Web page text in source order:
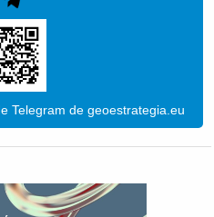
Telegram de geoestrategia.eu